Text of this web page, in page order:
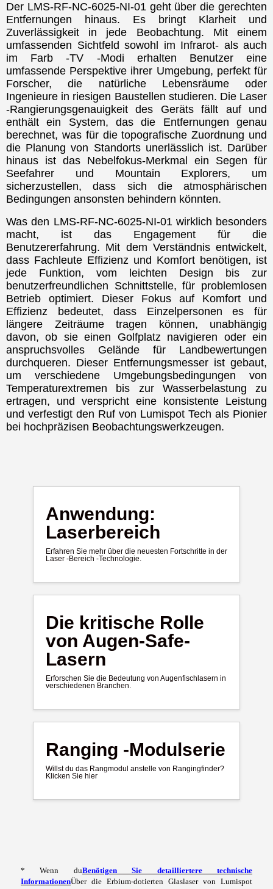
Der LMS-RF-NC-6025-NI-01 geht über die gerechten
Entfernungen hinaus. Es bringt Klarheit und
Zuverlässigkeit in jede Beobachtung. Mit einem
umfassenden Sichtfeld sowohl im Infrarot- als auch
im Farb -TV -Modi erhalten Benutzer eine
umfassende Perspektive ihrer Umgebung, perfekt für
Forscher, die natürliche Lebensräume oder
Ingenieure in riesigen Baustellen studieren. Die Laser
-Rangierungsgenauigkeit des Geräts fällt auf und
enthält ein System, das die Entfernungen genau
berechnet, was für die topografische Zuordnung und
die Planung von Standorts unerlässlich ist. Darüber
hinaus ist das Nebelfokus-Merkmal ein Segen für
Seefahrer und Mountain Explorers, um
sicherzustellen, dass sich die atmosphärischen
Bedingungen ansonsten behindern könnten.
Was den LMS-RF-NC-6025-NI-01 wirklich besonders
macht, ist das Engagement für die
Benutzererfahrung. Mit dem Verständnis entwickelt,
dass Fachleute Effizienz und Komfort benötigen, ist
jede Funktion, vom leichten Design bis zur
benutzerfreundlichen Schnittstelle, für problemlosen
Betrieb optimiert. Dieser Fokus auf Komfort und
Effizienz bedeutet, dass Einzelpersonen es für
längere Zeiträume tragen können, unabhängig
davon, ob sie einen Golfplatz navigieren oder ein
anspruchsvolles Gelände für Landbewertungen
durchqueren. Dieser Entfernungsmesser ist gebaut,
um verschiedene Umgebungsbedingungen von
Temperaturextremen bis zur Wasserbelastung zu
ertragen, und verspricht eine konsistente Leistung
und verfestigt den Ruf von Lumispot Tech als Pionier
bei hochpräzisen Beobachtungswerkzeugen.
Anwendung:
Laserbereich
Erfahren Sie mehr über die neuesten Fortschritte in der
Laser -Bereich -Technologie.
Die kritische Rolle
von Augen-Safe-
Lasern
Erforschen Sie die Bedeutung von Augenfischlasern in
verschiedenen Branchen.
Ranging -Modulserie
Willst du das Rangmodul anstelle von Rangingfinder?
Klicken Sie hier
* Wenn duBenötigen Sie detailliertere technische
InformationenÜber die Erbium-dotierten Glaslaser von Lumispot